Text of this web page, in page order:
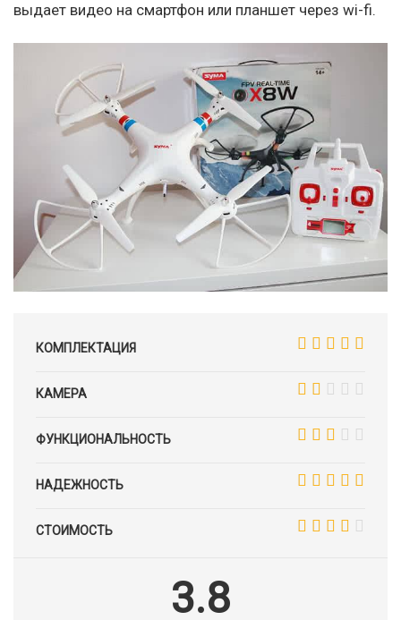
выдает видео на смартфон или планшет через wi-fi.
КОМПЛЕКТАЦИЯ
КАМЕРА
ФУНКЦИОНАЛЬНОСТЬ
НАДЕЖНОСТЬ
СТОИМОСТЬ
3.8